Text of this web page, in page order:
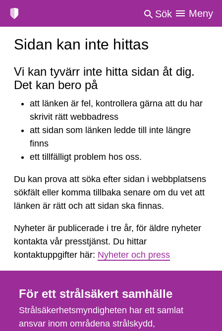
Sök Meny
Sidan kan inte hittas
Sidan
kan
inte
hittas
Vi kan tyvärr inte hitta sidan åt dig.
Det kan bero på
att länken är fel, kontrollera gärna att du har
skrivit rätt webbadress
att sidan som länken ledde till inte längre
finns
ett tillfälligt problem hos oss.
Du kan prova att söka efter sidan i webbplatsens
sökfält eller komma tillbaka senare om du vet att
länken är rätt och att sidan ska finnas.
Nyheter är publicerade i tre år, för äldre nyheter
kontakta vår presstjänst. Du hittar
kontaktuppgifter här: Nyheter och press
För ett strålsäkert samhälle
Strålsäkerhetsmyndigheten har ett samlat
ansvar inom områdena strålskydd,